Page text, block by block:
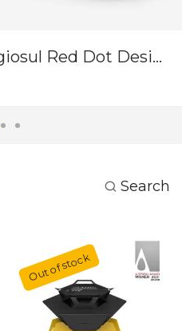
Red Dot Design Award
Search